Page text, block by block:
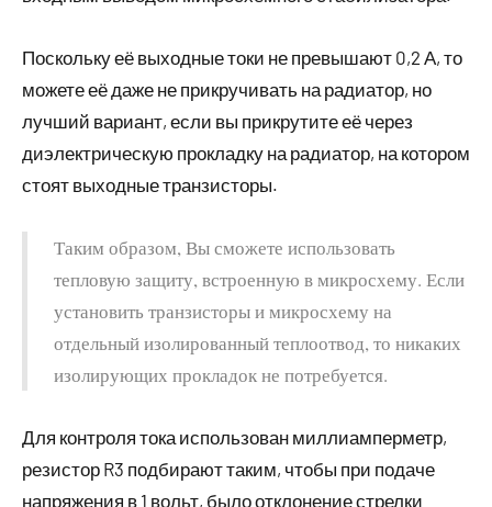
Поскольку её выходные токи не превышают 0,2 А, то
можете её даже не прикручивать на радиатор, но
лучший вариант, если вы прикрутите её через
диэлектрическую прокладку на радиатор, на котором
стоят выходные транзисторы.
Таким образом, Вы сможете использовать
тепловую защиту, встроенную в микросхему. Если
установить транзисторы и микросхему на
отдельный изолированный теплоотвод, то никаких
изолирующих прокладок не потребуется.
Для контроля тока использован миллиамперметр,
резистор R3 подбирают таким, чтобы при подаче
напряжения в 1 вольт, было отклонение стрелки